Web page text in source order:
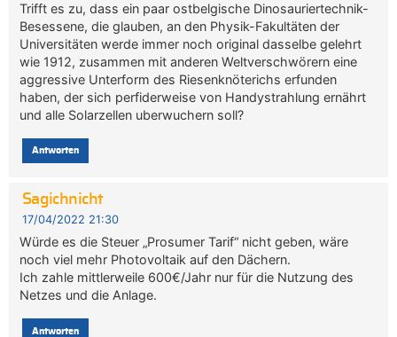
Trifft es zu, dass ein paar ostbelgische Dinosauriertechnik-
Besessene, die glauben, an den Physik-Fakultäten der
Universitäten werde immer noch original dasselbe gelehrt
wie 1912, zusammen mit anderen Weltverschwörern eine
aggressive Unterform des Riesenknöterichs erfunden
haben, der sich perfiderweise von Handystrahlung ernährt
und alle Solarzellen uberwuchern soll?
Antworten
Sagichnicht
17/04/2022 21:30
Würde es die Steuer „Prosumer Tarif“ nicht geben, wäre
noch viel mehr Photovoltaik auf den Dächern.
Ich zahle mittlerweile 600€/Jahr nur für die Nutzung des
Netzes und die Anlage.
Antworten